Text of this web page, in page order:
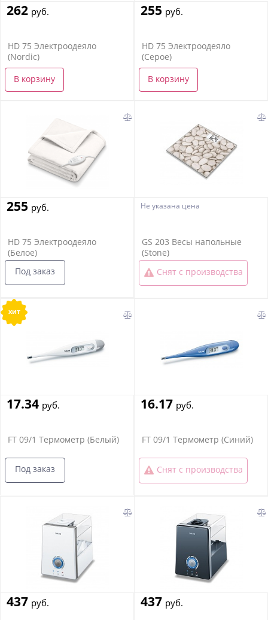
262 руб.
HD 75 Электроодеяло
(Nordic)
В корзину
255 руб.
HD 75 Электроодеяло
(Серое)
В корзину
255 руб.
HD 75 Электроодеяло
(Белое)
Под заказ
Не указана цена
GS 203 Весы напольные
(Stone)
Снят с производства
хит
17.34 руб.
FT 09/1 Термометр (Белый)
Под заказ
16.17 руб.
FT 09/1 Термометр (Синий)
Снят с производства
437 руб. 437 руб.